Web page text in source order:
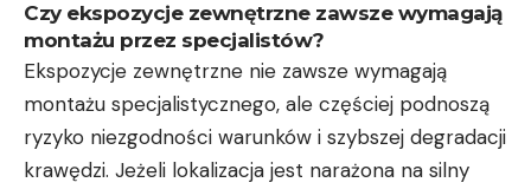
Czy ekspozycje zewnętrzne zawsze wymagają
montażu przez specjalistów?
Ekspozycje zewnętrzne nie zawsze wymagają
montażu specjalistycznego, ale częściej podnoszą
ryzyko niezgodności warunków i szybszej degradacji
krawędzi. Jeżeli lokalizacja jest narażona na silny